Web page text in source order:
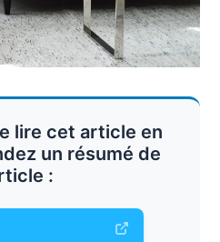
lire cet article en
un résumé de
: